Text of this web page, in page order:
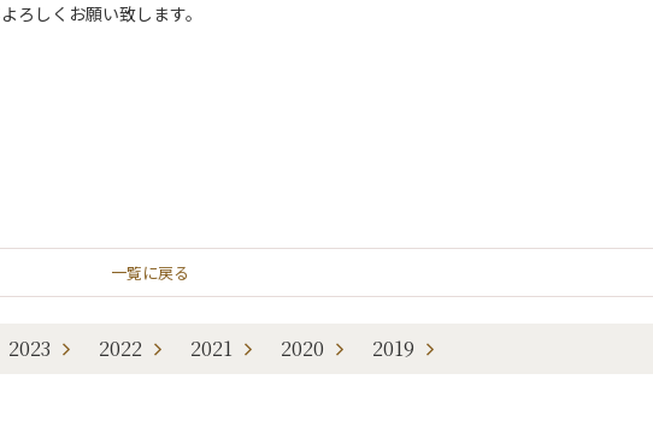
ろしくお願い致します。
一覧に戻る
2023 2022 2021 2020 2019